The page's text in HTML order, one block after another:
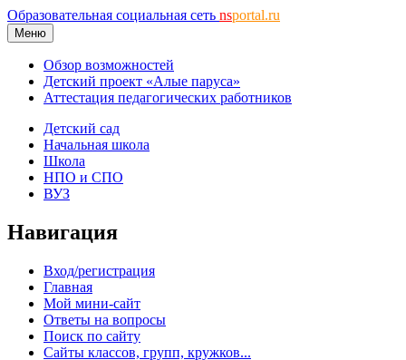
Образовательная социальная сеть nsportal.ru
Меню
Обзор возможностей
Детский проект «Алые паруса»
Аттестация педагогических работников
Детский сад
Начальная школа
Школа
НПО и СПО
ВУЗ
Навигация
Вход/регистрация
Главная
Мой мини-сайт
Ответы на вопросы
Поиск по сайту
Сайты классов, групп, кружков...